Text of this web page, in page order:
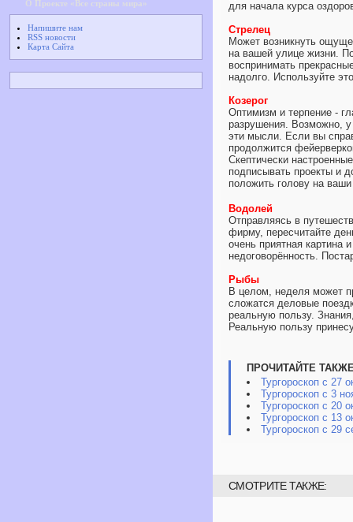
О Проекте «Все страны мира»
Напишите нам
RSS новости
Карта Сайта
для начала курса
Стрелец
Может возникнуть
на вашей улице жизни.
воспринимать
надолго. Используйте
Козерог
Оптимизм и терпение -
разрушения. Возможно,
эти мысли. Если вы
продолжится
Скептически
подписывать проекты и
положить голову на
Водолей
Отправляясь в
фирму, пересчитайте
очень приятная
недоговорённость.
Рыбы
В целом, неделя может
сложатся деловые
реальную пользу.
Реальную пользу
ПРОЧИТАЙТЕ
Тургороскоп с 27
Тургороскоп с 3
Тургороскоп с 20
Тургороскоп с 13
Тургороскоп с 29
СМОТРИТЕ ТАКЖЕ: